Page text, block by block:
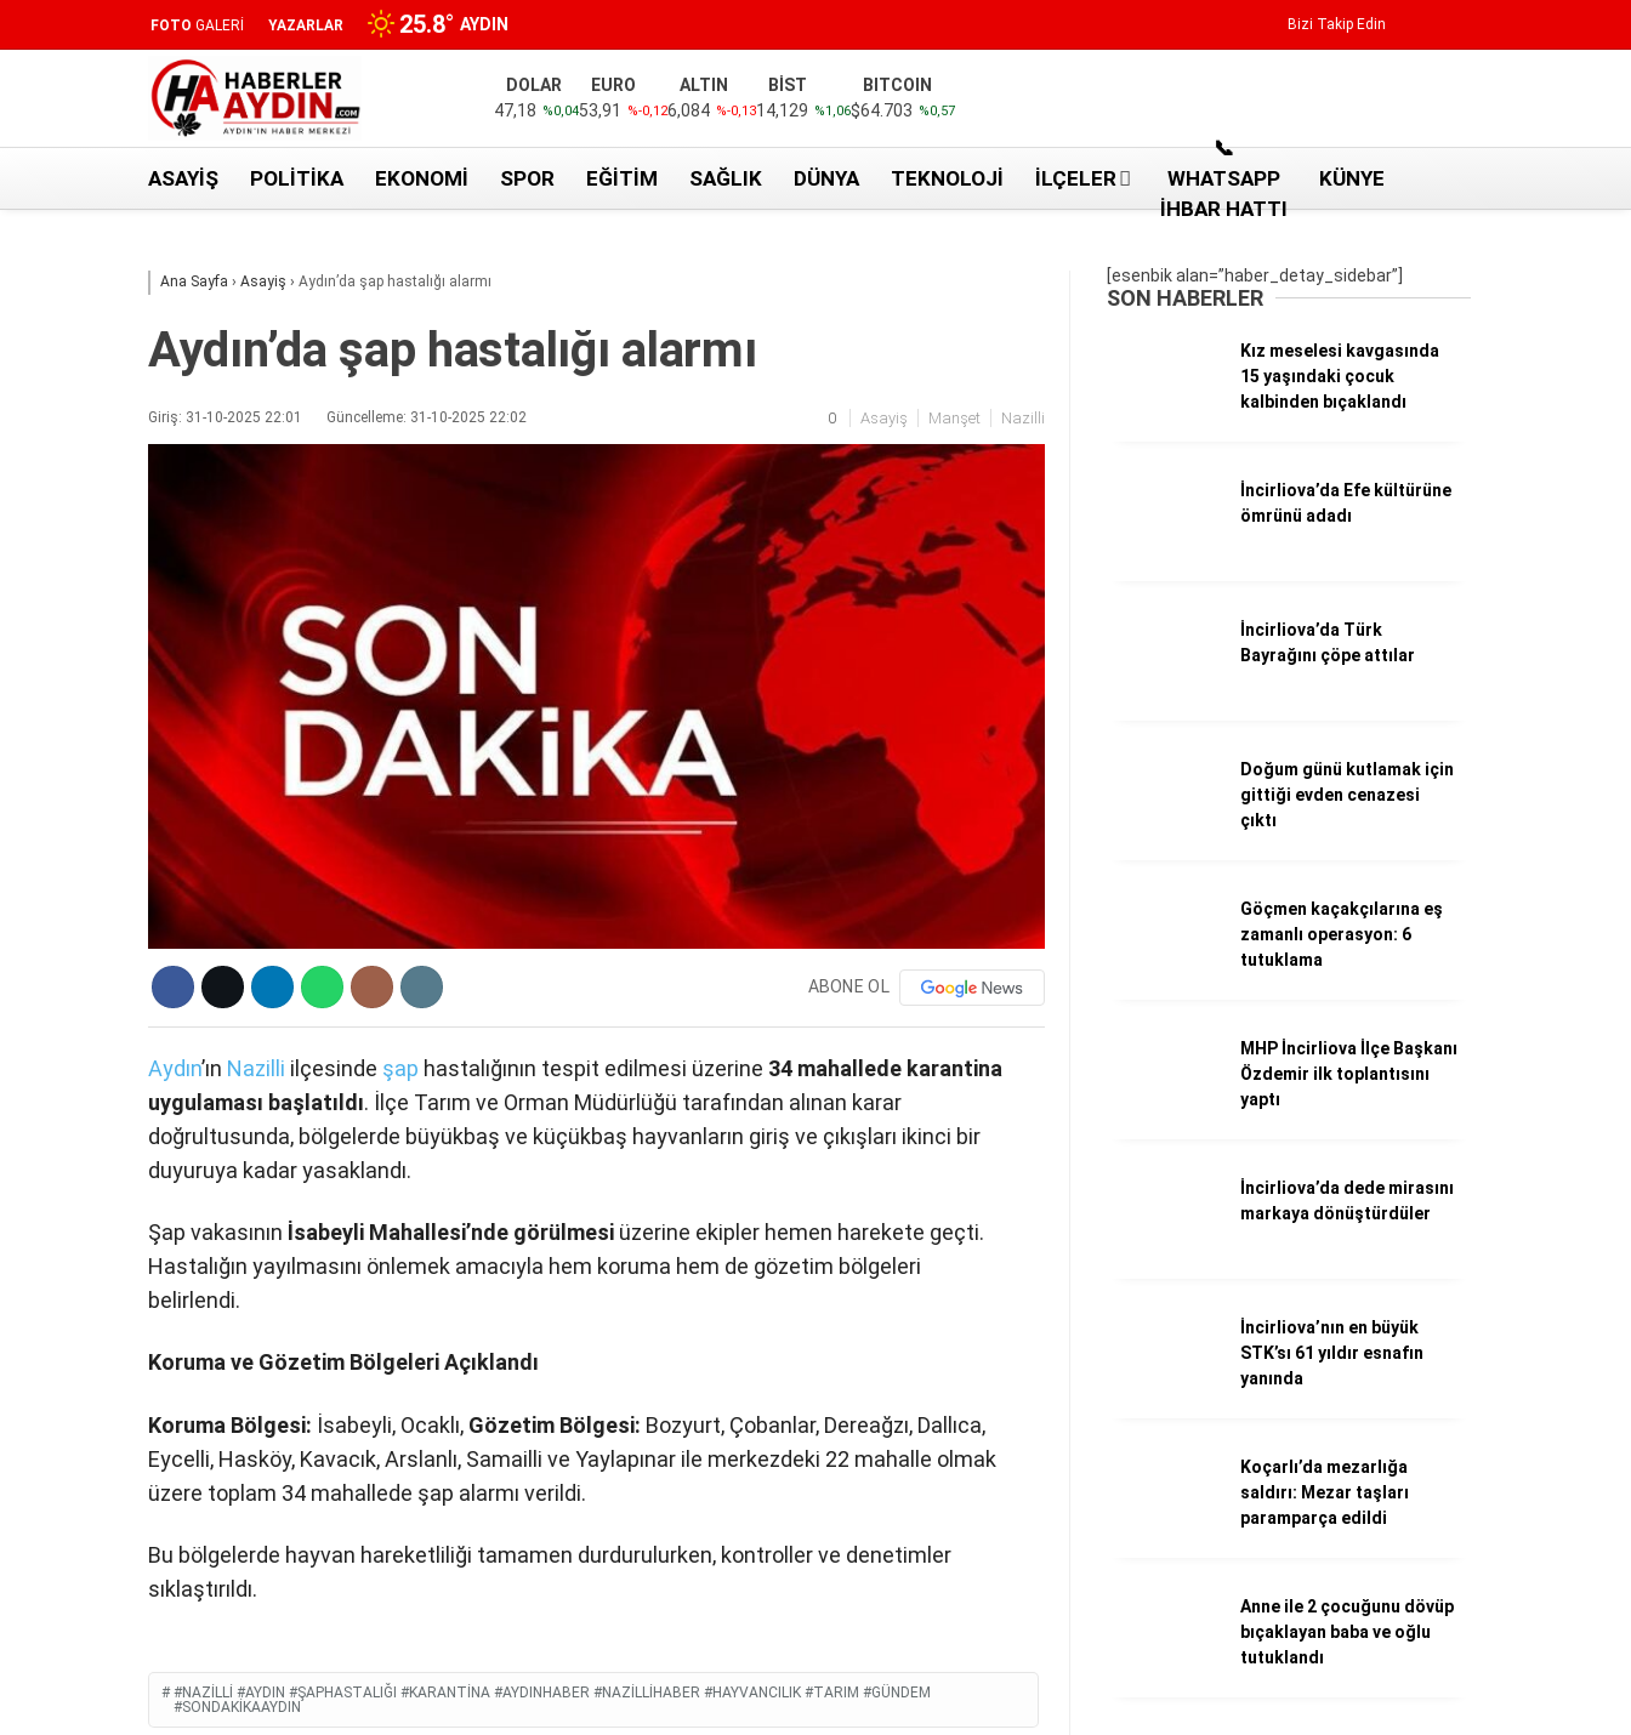
Aydın Haberleri
İletişim
Künye
FOTO GALERİ YAZARLAR 25.8° AYDIN Bizi Takip Edin
DOLAR
47,18 %0,04
EURO
53,91
%-0,12
ALTIN
6,084 %-0,13
BİST
14,129 %1,06
BITCOIN
$64.703 %0,57
ASAYIŞ POLITIKA EKONOMI SPOR EĞITIM SAĞLIK DÜNYA TEKNOLOJI İLÇELER
📞
WHATSAPP
İHBAR HATTI
KÜNYE
Ana Sayfa › Asayiş › Aydın’da şap hastalığı alarmı
Aydın’da şap hastalığı alarmı
Giriş: 31-10-2025 22:01 Güncelleme: 31-10-2025 22:02 0 Asayiş Manşet Nazilli
ABONE OL
Aydın’ın Nazilli ilçesinde şap hastalığının tespit edilmesi üzerine 34 mahallede karantina
uygulaması başlatıldı. İlçe Tarım ve Orman Müdürlüğü tarafından alınan karar
doğrultusunda, bölgelerde büyükbaş ve küçükbaş hayvanların giriş ve çıkışları ikinci bir
duyuruya kadar yasaklandı.
Şap vakasının İsabeyli Mahallesi’nde görülmesi üzerine ekipler hemen harekete geçti.
Hastalığın yayılmasını önlemek amacıyla hem koruma hem de gözetim bölgeleri
belirlendi.
Koruma ve Gözetim Bölgeleri Açıklandı
Koruma Bölgesi: İsabeyli, Ocaklı, Gözetim Bölgesi: Bozyurt, Çobanlar, Dereağzı, Dallıca,
Eycelli, Hasköy, Kavacık, Arslanlı, Samailli ve Yaylapınar ile merkezdeki 22 mahalle olmak
üzere toplam 34 mahallede şap alarmı verildi.
Bu bölgelerde hayvan hareketliliği tamamen durdurulurken, kontroller ve denetimler
sıklaştırıldı.
#NAZILLI #AYDIN #ŞAPHASTALIĞI #KARANTINA #AYDINHABER #NAZILLIHABER #HAYVANCILIK #TARIM #GÜNDEM
#SONDAKIKAAYDIN
[esenbik alan=”haber_detay_sidebar”]
SON HABERLER
Kız meselesi kavgasında
15 yaşındaki çocuk
kalbinden bıçaklandı
İncirliova’da Efe kültürüne
ömrünü adadı
İncirliova’da Türk
Bayrağını çöpe attılar
Doğum günü kutlamak için
gittiği evden cenazesi
çıktı
Göçmen kaçakçılarına eş
zamanlı operasyon: 6
tutuklama
MHP İncirliova İlçe Başkanı
Özdemir ilk toplantısını
yaptı
İncirliova’da dede mirasını
markaya dönüştürdüler
İncirliova’nın en büyük
STK’sı 61 yıldır esnafın
yanında
Koçarlı’da mezarlığa
saldırı: Mezar taşları
paramparça edildi
Anne ile 2 çocuğunu dövüp
bıçaklayan baba ve oğlu
tutuklandı